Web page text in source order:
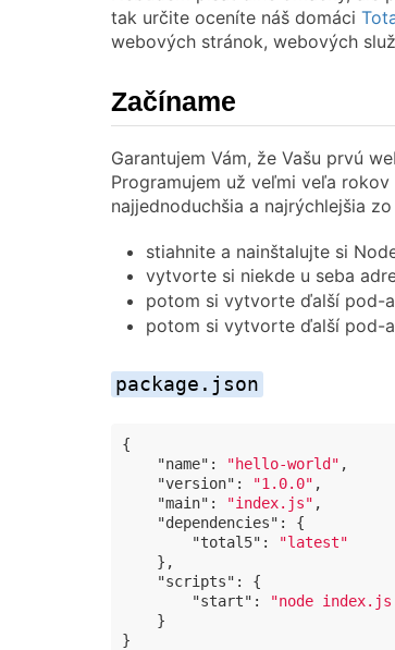
tak určite oceníte náš domáci
webových stránok, webových
Začíname
Garantujem Vám, že Vašu prvú
Programujem už veľmi veľa
najjednoduchšia a najrýchlejšia
stiahnite a nainštalujte si
vytvorte si niekde u seba
potom si vytvorte ďalší pod-
potom si vytvorte ďalší pod-
package.json
{
"name" : "hello-world" ,
"version" : "1.0.0" ,
"main" : "index.js" ,
"dependencies" : {
"total5" :
"latest"
    },
"scripts" : {
"start" :
"node index.js
    }
}